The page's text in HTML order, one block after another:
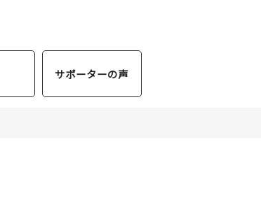
サポーターの声